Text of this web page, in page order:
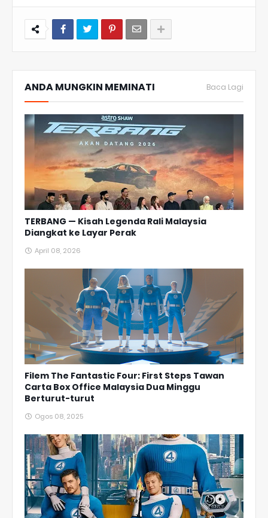
ANDA MUNGKIN MEMINATI Baca Lagi
TERBANG — Kisah Legenda Rali Malaysia
Diangkat ke Layar Perak
April 08, 2026
Filem The Fantastic Four: First Steps Tawan
Carta Box Office Malaysia Dua Minggu
Berturut-turut
Ogos 08, 2025